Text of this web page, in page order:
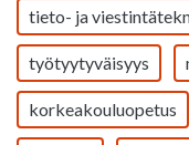
tieto- ja
työtyytyväisyys
korkeakouluopetus